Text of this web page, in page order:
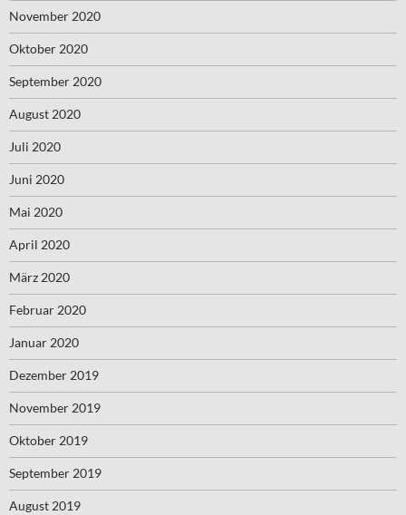
November 2020
Oktober 2020
September 2020
August 2020
Juli 2020
Juni 2020
Mai 2020
April 2020
März 2020
Februar 2020
Januar 2020
Dezember 2019
November 2019
Oktober 2019
September 2019
August 2019